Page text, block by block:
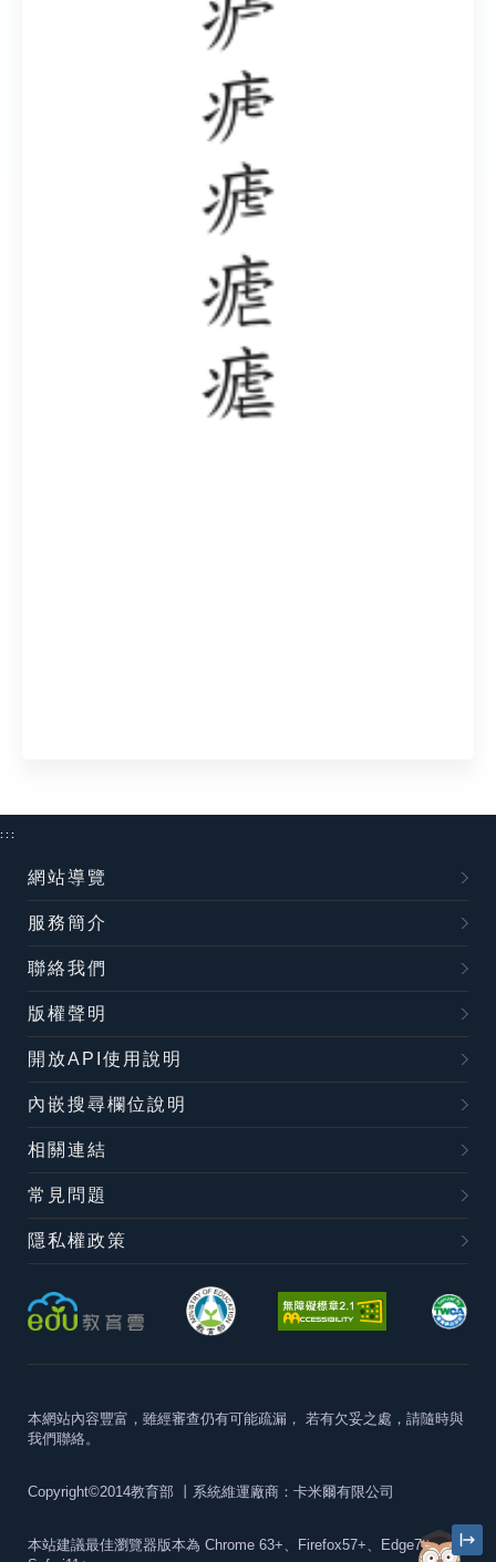
:::
網站導覽
服務簡介
聯絡我們
版權聲明
開放API使用說明
內嵌搜尋欄位說明
相關連結
常見問題
隱私權政策
本網站內容豐富，雖經審查仍有可能疏漏， 若有欠妥之處，請隨時與
我們聯絡。
Copyright©2014教育部 丨系統維運廠商：卡米爾有限公司
本站建議最佳瀏覽器版本為 Chrome 63+、Firefox57+、Edge79+及